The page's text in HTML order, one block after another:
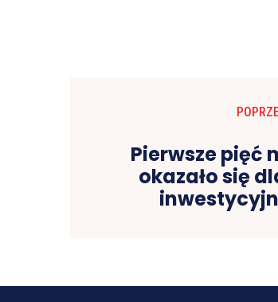
Pierwsze pięć
okazało się